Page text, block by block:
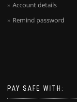
Account details
Remind password
PAY SAFE WITH: